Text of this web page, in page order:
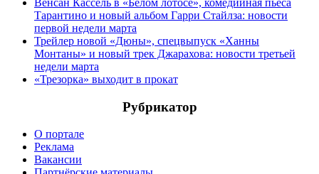
Тарантино и новый альбом Гарри Стайлза: новости
первой недели марта
Трейлер новой «Дюны», спецвыпуск «Ханны
Монтаны» и новый трек Джарахова: новости третьей
недели марта
«Трезорка» выходит в прокат
Рубрикатор
О портале
Реклама
Вакансии